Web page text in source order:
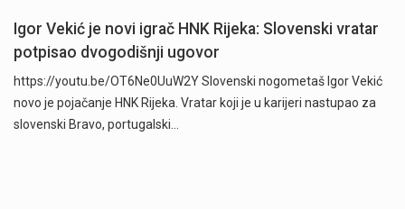
Igor Vekić je novi igrač HNK Rijeka: Slovenski vratar
potpisao dvogodišnji ugovor
https://youtu.be/OT6Ne0UuW2Y Slovenski nogometaš Igor Vekić
novo je pojačanje HNK Rijeka. Vratar koji je u karijeri nastupao za
slovenski Bravo, portugalski…